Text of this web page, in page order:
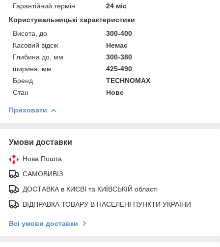
Гарантійний термін
24 міс
Користувальницькі характеристики
Висота, до
300-400
Касовий відсік
Немає
Глибина до, мм
300-380
ширина, мм
425-490
Бренд
TECHNOMAX
Стан
Нове
Приховати
Умови доставки
Нова Пошта
САМОВИВІЗ
ДОСТАВКА в КИЄВІ та КИЇВСЬКІЙ області
ВІДПРАВКА ТОВАРУ В НАСЕЛЕНІ ПУНКТИ УКРАЇНИ
Всі умови доставки